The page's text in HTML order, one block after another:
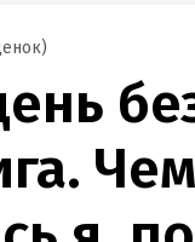
)
Чем